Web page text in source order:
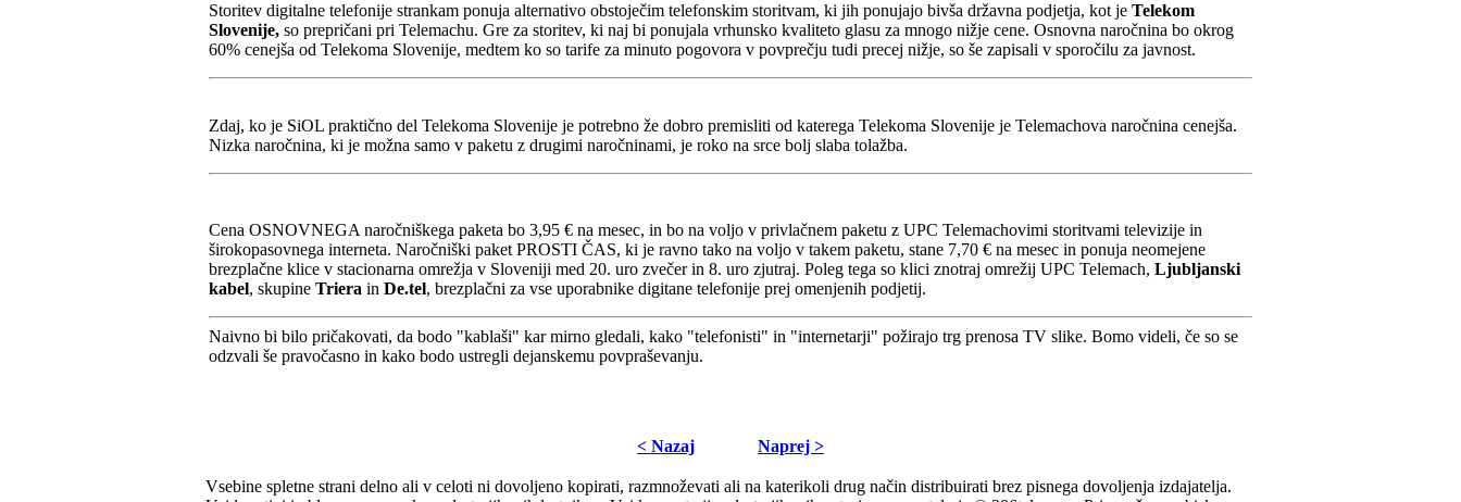
Storitev digitalne telefonije strankam ponuja alternativo obstoječim telefonskim storitvam, ki jih ponujajo bivša državna podjetja, kot je Telekom
Slovenije, so prepričani pri Telemachu. Gre za storitev, ki naj bi ponujala vrhunsko kvaliteto glasu za mnogo nižje cene. Osnovna naročnina bo okrog
60% cenejša od Telekoma Slovenije, medtem ko so tarife za minuto pogovora v povprečju tudi precej nižje, so še zapisali v sporočilu za javnost.
Zdaj, ko je SiOL praktično del Telekoma Slovenije je potrebno že dobro premisliti od katerega Telekoma Slovenije je Telemachova naročnina cenejša.
Nizka naročnina, ki je možna samo v paketu z drugimi naročninami, je roko na srce bolj slaba tolažba.
Cena OSNOVNEGA naročniškega paketa bo 3,95 € na mesec, in bo na voljo v privlačnem paketu z UPC Telemachovimi storitvami televizije in
širokopasovnega interneta. Naročniški paket PROSTI ČAS, ki je ravno tako na voljo v takem paketu, stane 7,70 € na mesec in ponuja neomejene
brezplačne klice v stacionarna omrežja v Sloveniji med 20. uro zvečer in 8. uro zjutraj. Poleg tega so klici znotraj omrežij UPC Telemach, Ljubljanski
kabel, skupine Triera in De.tel, brezplačni za vse uporabnike digitane telefonije prej omenjenih podjetij.
Naivno bi bilo pričakovati, da bodo "kablaši" kar mirno gledali, kako "telefonisti" in "internetarji" požirajo trg prenosa TV slike. Bomo videli, če so se
odzvali še pravočasno in kako bodo ustregli dejanskemu povpraševanju.
< Nazaj Naprej >
Vsebine spletne strani delno ali v celoti ni dovoljeno kopirati, razmnoževati ali na katerikoli drug način distribuirati brez pisnega dovoljenja izdajatelja.